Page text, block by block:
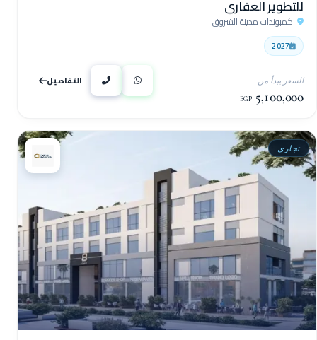
للتطوير العقاري
كمبوندات مدينة الشروق
2027
السعر يبدأ من
5,100,000
EGP
التفاصيل
تجارى